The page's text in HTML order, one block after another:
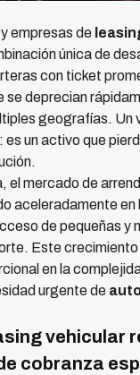
empresas de
única de
con ticket
se deprecian
geografías. Un
es un activo que
el mercado de
aceleradamente en
de pequeñas y
Este crecimiento
en la
urgente de
vehicular
cobranza